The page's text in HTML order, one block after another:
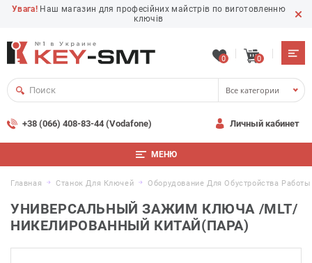
Увага! Наш магазин для професійних майстрів по виготовленню
ключів
0 0
Все категории
+38 (066) 408-83-44 (Vodafone) Личный кабинет
МЕНЮ
Главная Станок Для Ключей Оборудование Для Обустройства
УНИВЕРСАЛЬНЫЙ ЗАЖИМ КЛЮЧА /MLT/
НИКЕЛИРОВАННЫЙ КИТАЙ(ПАРА)